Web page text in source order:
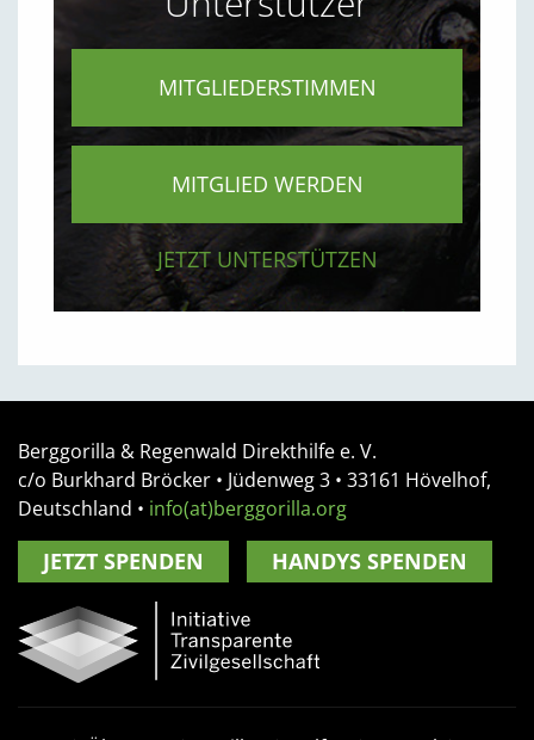
MITGLIEDERSTIMMEN
MITGLIED WERDEN
JETZT UNTERSTÜTZEN
Berggorilla & Regenwald Direkthilfe e. V.
c/o Burkhard Bröcker • Jüdenweg 3 • 33161 Hövelhof,
Deutschland • info(at)berggorilla.org
JETZT SPENDEN HANDYS SPENDEN